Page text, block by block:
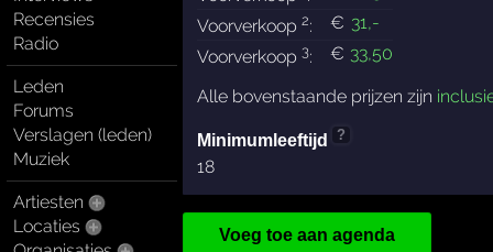
Recensies
Radio
Leden
Forums
Verslagen (leden)
Muziek
Artiesten
Locaties
Voorverkoop 2: € 31,-
Voorverkoop 3: € 33,50
Alle bovenstaande prijzen zijn
Minimumleeftijd ?
18
Voeg toe aan agenda